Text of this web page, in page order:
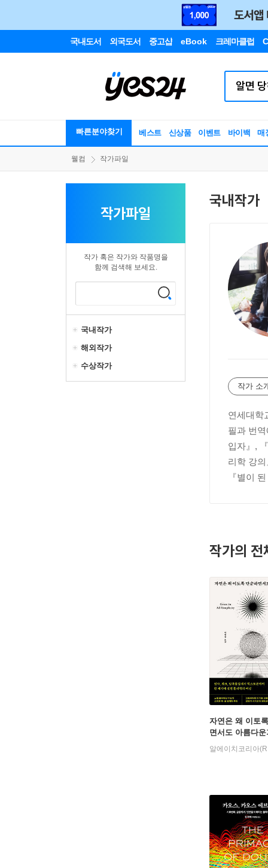
국내도서 외국도서 중고샵 eBook 크레마클럽
빠른분야찾기 베스트 신상품 이벤트 바이백 매
웰컴 작가파일
작가파일
작가 혹은 작가와 작품명을
함께 검색해 보세요.
국내작가
해외작가
수상작가
국내작가
작가 소
연세대학
필과 번
입자』,
리학 강
『별이
작가의 전
자연은 왜 이토
면서도 아름다운
알에이치코리아